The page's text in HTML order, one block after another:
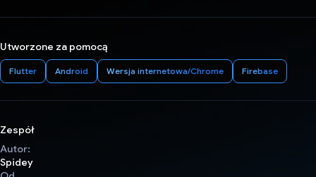
Utworzone za pomocą
Flutter Android Wersja internetowa/Chrome Firebase
Zespół
Autor:
Spidey